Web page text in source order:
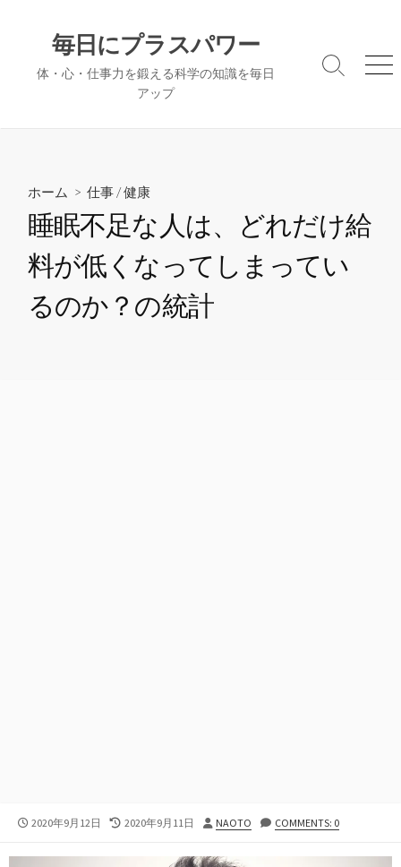
毎日にプラスパワー
体・心・仕事力を鍛える科学の知識を毎日
アップ
検
メ
ホーム > 仕事 /健康
睡眠不足な人は、どれだけ給
料が低くなってしまってい
るのか？の統計
公
日
2020年9月12日
最
2020年9月11日
投
者
NAOTO COMMENTS: 0